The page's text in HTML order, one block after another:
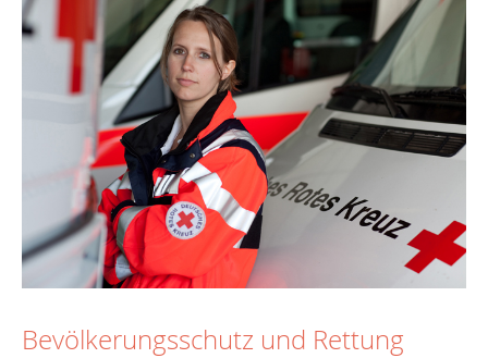
Bevölkerungsschutz und Rettung